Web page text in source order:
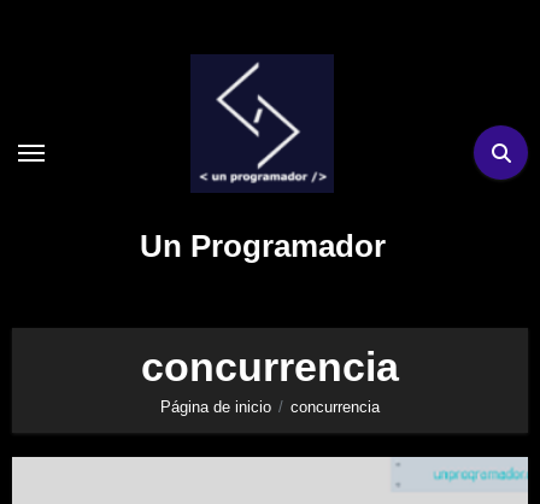
Un Programador
concurrencia
Página de inicio concurrencia